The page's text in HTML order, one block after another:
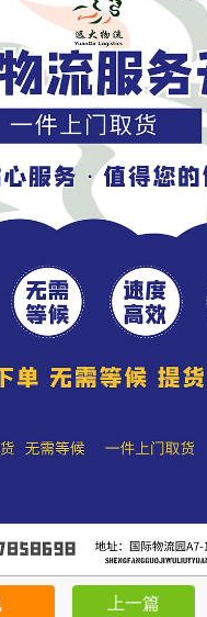
息来源自网络，请联系
上一篇